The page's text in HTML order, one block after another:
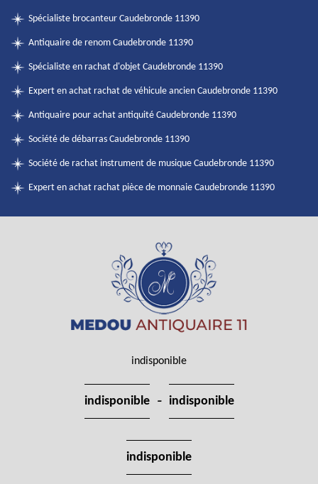
Spécialiste brocanteur Caudebronde 11390
Antiquaire de renom Caudebronde 11390
Spécialiste en rachat d'objet Caudebronde 11390
Expert en achat rachat de véhicule ancien Caudebronde 11390
Antiquaire pour achat antiquité Caudebronde 11390
Société de débarras Caudebronde 11390
Société de rachat instrument de musique Caudebronde 11390
Expert en achat rachat pièce de monnaie Caudebronde 11390
indisponible
indisponible - indisponible
indisponible